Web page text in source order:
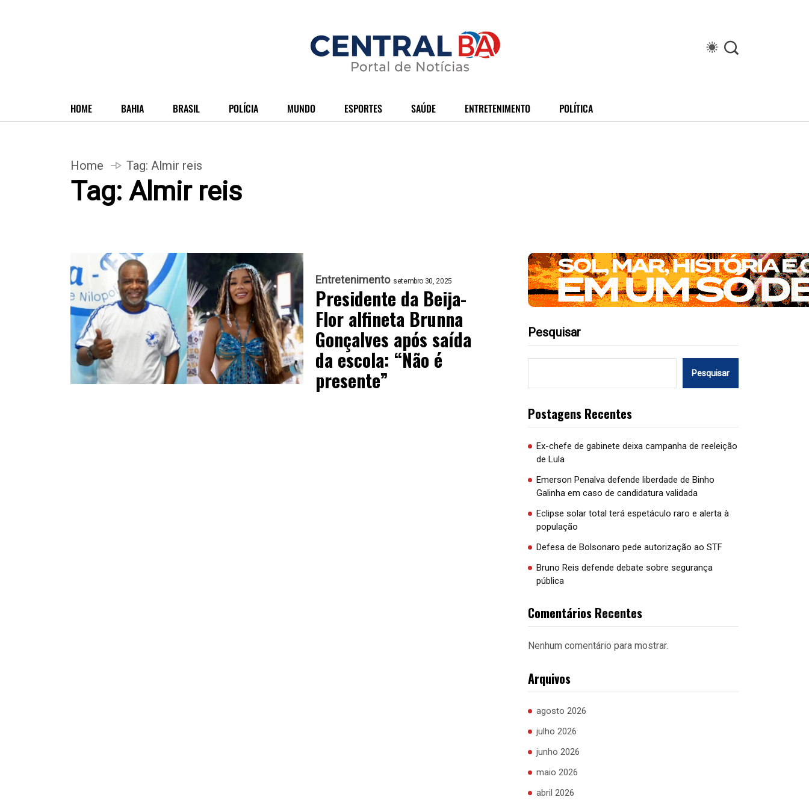
HOME BAHIA BRASIL POLÍCIA MUNDO ESPORTES SAÚDE ENTRETENIMENTO POLÍTICA
Home Tag: Almir reis
Tag: Almir reis
Entretenimento setembro 30, 2025
Presidente da Beija-
Flor alfineta Brunna
Gonçalves após saída
da escola: “Não é
presente”
Pesquisar
Pesquisar
Postagens Recentes
Ex-chefe de gabinete deixa campanha de reeleição
de Lula
Emerson Penalva defende liberdade de Binho
Galinha em caso de candidatura validada
Eclipse solar total terá espetáculo raro e alerta à
população
Defesa de Bolsonaro pede autorização ao STF
Bruno Reis defende debate sobre segurança
pública
Comentários Recentes
Nenhum comentário para mostrar.
Arquivos
agosto 2026
julho 2026
junho 2026
maio 2026
abril 2026